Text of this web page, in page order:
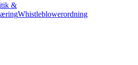
&
Whistleblowerordning